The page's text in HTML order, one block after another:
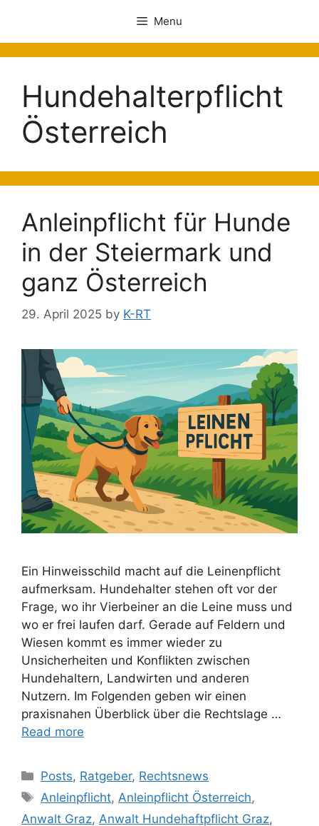
Menu
Hundehalterpflicht
Österreich
Anleinpflicht für Hunde
in der Steiermark und
ganz Österreich
29. April 2025 by K-RT
Ein Hinweisschild macht auf die Leinenpflicht
aufmerksam. Hundehalter stehen oft vor der
Frage, wo ihr Vierbeiner an die Leine muss und
wo er frei laufen darf. Gerade auf Feldern und
Wiesen kommt es immer wieder zu
Unsicherheiten und Konflikten zwischen
Hundehaltern, Landwirten und anderen
Nutzern. Im Folgenden geben wir einen
praxisnahen Überblick über die Rechtslage …
Read more
Posts, Ratgeber, Rechtsnews
Anleinpflicht,Anleinpflicht Österreich,
Anwalt Graz, Anwalt Hundehaftpflicht Graz,